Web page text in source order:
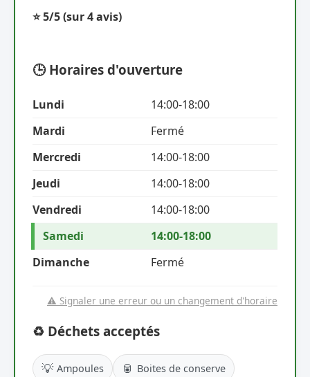
⭐ 5/5(sur 4 avis)
🕒 Horaires d'ouverture
Lundi
14:00-18:00
Mardi
Fermé
Mercredi
14:00-18:00
Jeudi
14:00-18:00
Vendredi
14:00-18:00
Samedi
14:00-18:00
Dimanche
Fermé
⚠️ Signaler une erreur ou un changement d'horaire
♻️ Déchets acceptés
💡 Ampoules 🥫 Boites de conserve